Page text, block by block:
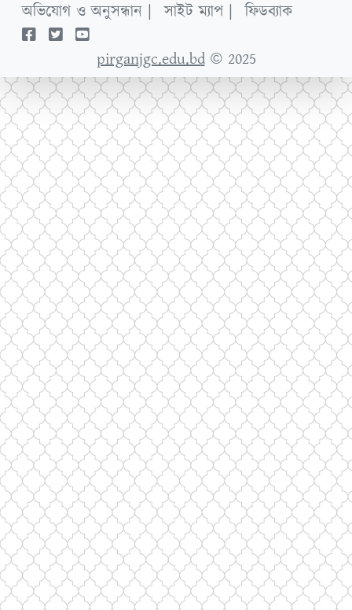
অভিযোগ ও অনুসন্ধান | সাইট ম্যাপ | ফিডব্যাক
pirganjgc.edu.bd© 2025